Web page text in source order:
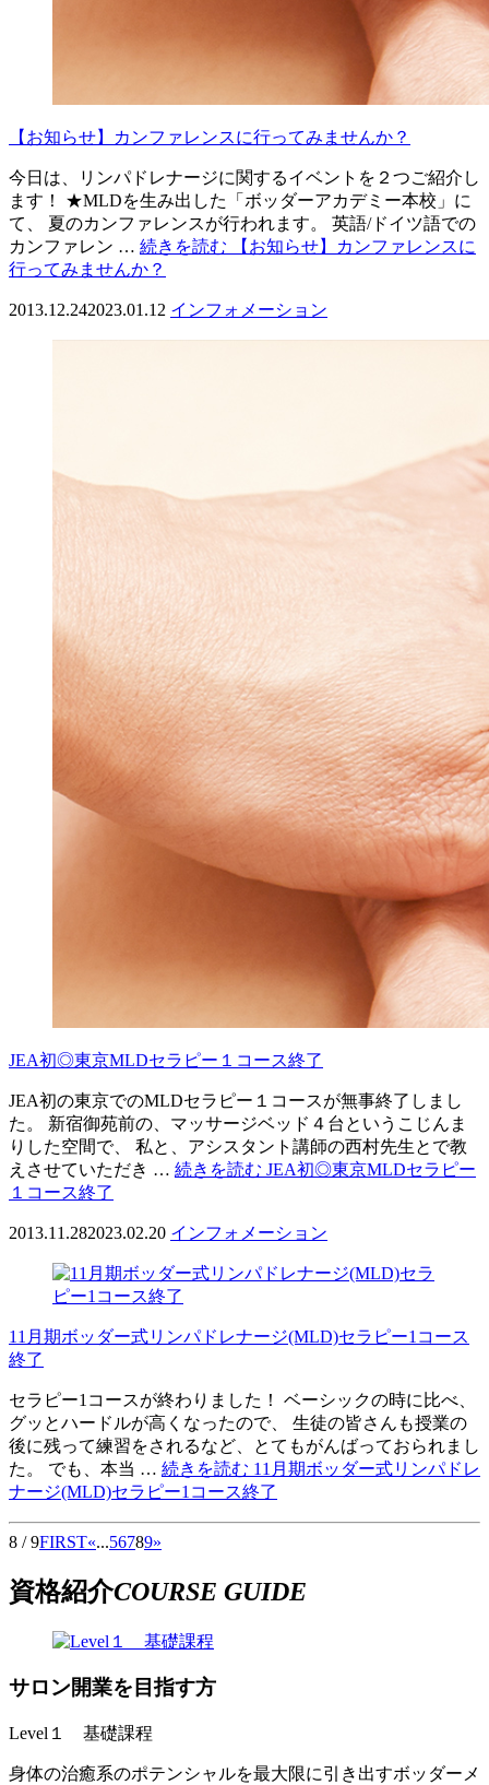
【お知らせ】カンファレンスに行ってみませんか？
今日は、リンパドレナージに関するイベントを２つご紹介し
ます！ ★MLDを生み出した「ボッダーアカデミー本校」に
て、 夏のカンファレンスが行われます。 英語/ドイツ語での
カンファレン … 続きを読む
【お知らせ】カンファレンスに
行ってみませんか？
2013.12.242023.01.12 インフォメーション
JEA初◎東京MLDセラピー１コース終了
JEA初の東京でのMLDセラピー１コースが無事終了しまし
た。 新宿御苑前の、マッサージベッド４台というこじんま
りした空間で、 私と、アシスタント講師の西村先生とで教
えさせていただき … 続きを読む JEA初◎東京MLDセラピー
１コース終了
2013.11.282023.02.20 インフォメーション
11月期ボッダー式リンパドレナージ(MLD)セラピー1コース
終了
セラピー1コースが終わりました！ ベーシックの時に比べ、
グッとハードルが高くなったので、 生徒の皆さんも授業の
後に残って練習をされるなど、とてもがんばっておられまし
た。 でも、本当 … 続きを読む 11月期ボッダー式リンパドレ
ナージ(MLD)セラピー1コース終了
8 / 9FIRST«...56789»
資格紹介COURSE GUIDE
サロン開業を目指す方
Level１ 基礎課程
身体の治癒系のポテンシャルを最大限に引き出すボッダーメ